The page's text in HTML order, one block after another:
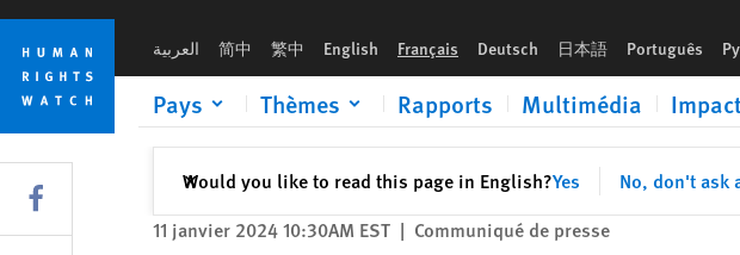
Skip
cookie
privacy
notice
Skip
main
content
العربية 简中 繁中 English Français Deutsch 日本語 Português
Pays Thèmes Rapports Multimédia
Would you like to read this page in English?Yes No, don't ask
✕Fermer
11 janvier 2024 10:30AM EST | Communiqué de presse
Share this via Facebook